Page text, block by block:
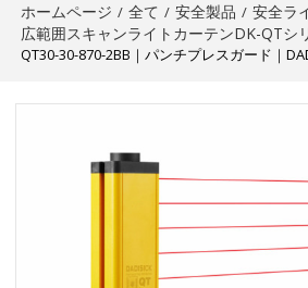
ホームページ / 全て / 安全製品 / 安全ラ
広範囲スキャンライトカーテンDK-QTシ
QT30-30-870-2BB｜パンチプレスガード｜